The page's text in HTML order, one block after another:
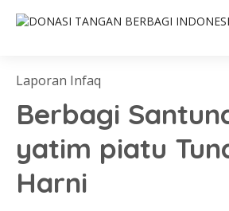
Laporan Infaq
Berbagi
yatim piatu
Harni